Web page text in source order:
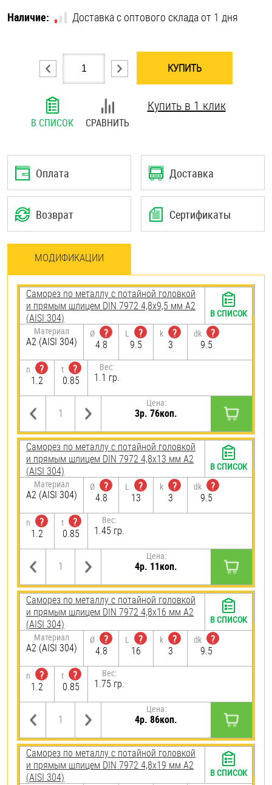
Штифты и пальцы
Наличие:
Доставка с оптового склада от 1 дня
КУПИТЬ
В СПИСОК СРАВНИТЬ
Купить в 1 клик
Оплата Доставка
Возврат Сертификаты
МОДИФИКАЦИИ
Саморез по металлу с потайной головкой
и прямым шлицем DIN 7972 4,8х9,5 мм А2
(AISI 304)
Материал
А2 (AISI 304)
Ø
?
4.8
L
?
9.5
k
?
3
dk
?
9.5
n
?
1.2
t
?
0.85
Вес:
1.1 гр.
Цена:
3р. 76коп.
В СПИСОК
Саморез по металлу с потайной головкой
и прямым шлицем DIN 7972 4,8х13 мм А2
(AISI 304)
Материал
А2 (AISI 304)
Ø
?
4.8
L
?
13
k
?
3
dk
?
9.5
n
?
1.2
t
?
0.85
Вес:
1.45 гр.
Цена:
4р. 11коп.
В СПИСОК
Саморез по металлу с потайной головкой
и прямым шлицем DIN 7972 4,8х16 мм А2
(AISI 304)
Материал
А2 (AISI 304)
Ø
?
4.8
L
?
16
k
?
3
dk
?
9.5
n
?
1.2
t
?
0.85
Вес:
1.75 гр.
Цена:
4р. 86коп.
В СПИСОК
Саморез по металлу с потайной головкой
и прямым шлицем DIN 7972 4,8х19 мм А2
(AISI 304)
В СПИСОК